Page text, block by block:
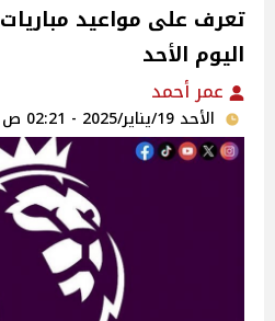
تعرف على مواعيد مباريات
اليوم الأحد
عمر أحمد
الأحد 19/يناير/2025 - 02:21 ص